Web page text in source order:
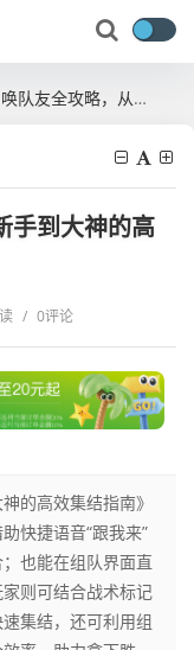
，从新手到大神的高效集结 指南
手到大神的高
/ 0评论
的高效集结指南》
快捷语音“跟我来”
也能在组队界面直
则可结合战术标记
集结，还可利用组